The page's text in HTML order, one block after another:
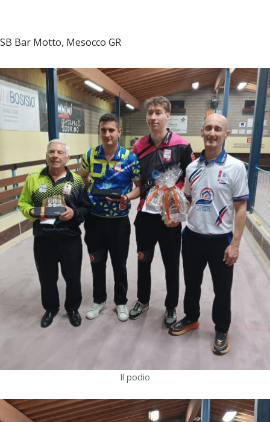
SB Bar Motto, Mesocco GR
Il podio